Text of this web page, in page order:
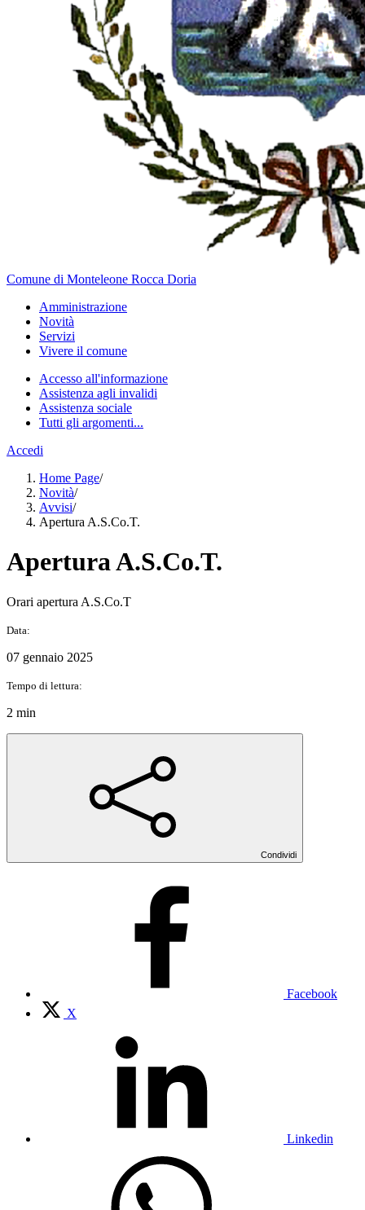
Comune di Monteleone Rocca Doria
Amministrazione
Novità
Servizi
Vivere il comune
Accesso all'informazione
Assistenza agli invalidi
Assistenza sociale
Tutti gli argomenti...
Accedi
Home Page/
Novità/
Avvisi/
Apertura A.S.Co.T.
Apertura A.S.Co.T.
Orari apertura A.S.Co.T
Data:
07 gennaio 2025
Tempo di lettura:
2 min
Condividi
Facebook
X
Linkedin